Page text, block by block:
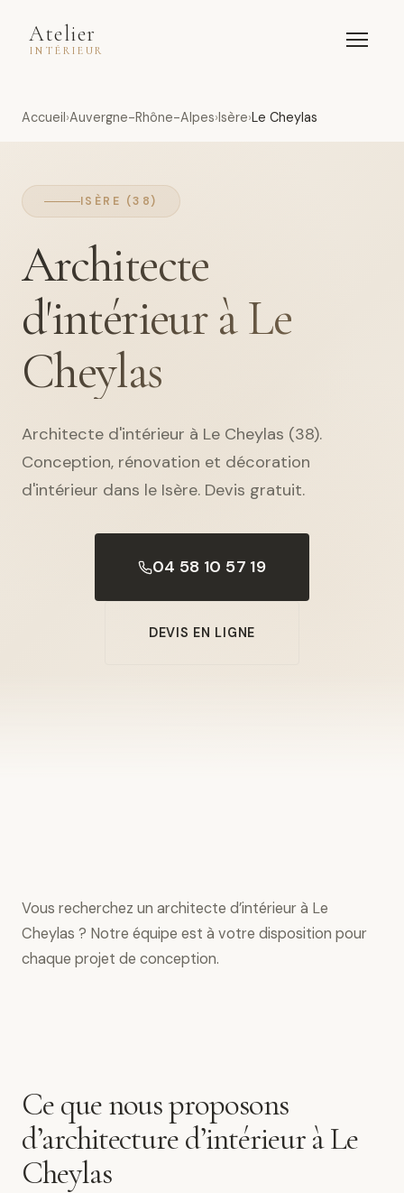
Atelier
INTÉRIEUR
Accueil Auvergne-Rhône-Alpes Isère Le Cheylas
ISÈRE (38)
Architecte
d'intérieur à Le
Cheylas
Architecte d'intérieur à Le Cheylas (38).
Conception, rénovation et décoration
d'intérieur dans le Isère. Devis gratuit.
04 58 10 57 19
DEVIS EN LIGNE
Vous recherchez un architecte d’intérieur à Le
Cheylas ? Notre équipe est à votre disposition pour
chaque projet de conception.
Ce que nous proposons
d’architecture d’intérieur à Le
Cheylas